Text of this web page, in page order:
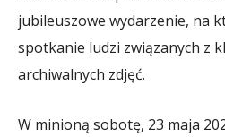
jubileuszowe wydarzenie, na
spotkanie ludzi związanych z
archiwalnych zdjęć.
W minioną sobotę, 23 maja